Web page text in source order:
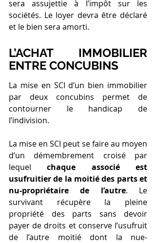
sera assujettie à l’impôt sur les
sociétés. Le loyer devra être déclaré
et le bien sera amorti.
L’ACHAT IMMOBILIER
ENTRE CONCUBINS
La mise en SCI d’un bien immobilier
par deux concubins permet de
contourner le handicap de
l’indivision.
La mise en SCI peut se faire au moyen
d’un démembrement croisé par
lequel chaque associé est
usufruitier de la moitié des parts et
nu-propriétaire de l’autre. Le
survivant récupère la pleine
propriété des parts sans devoir
payer de droits et conserve l’usufruit
de l’autre moitié dont la nue-